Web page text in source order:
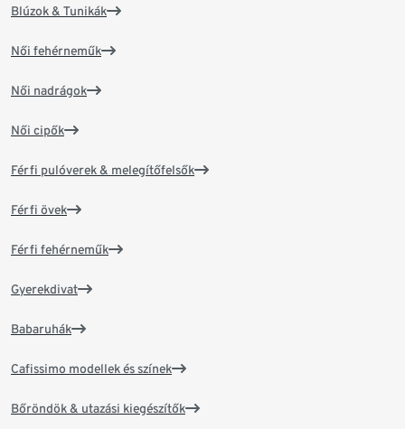
Blúzok & Tunikák
Női fehérneműk
Női nadrágok
Női cipők
Férfi pulóverek & melegítőfelsők
Férfi övek
Férfi fehérneműk
Gyerekdivat
Babaruhák
Cafissimo modellek és színek
Bőröndök & utazási kiegészítők